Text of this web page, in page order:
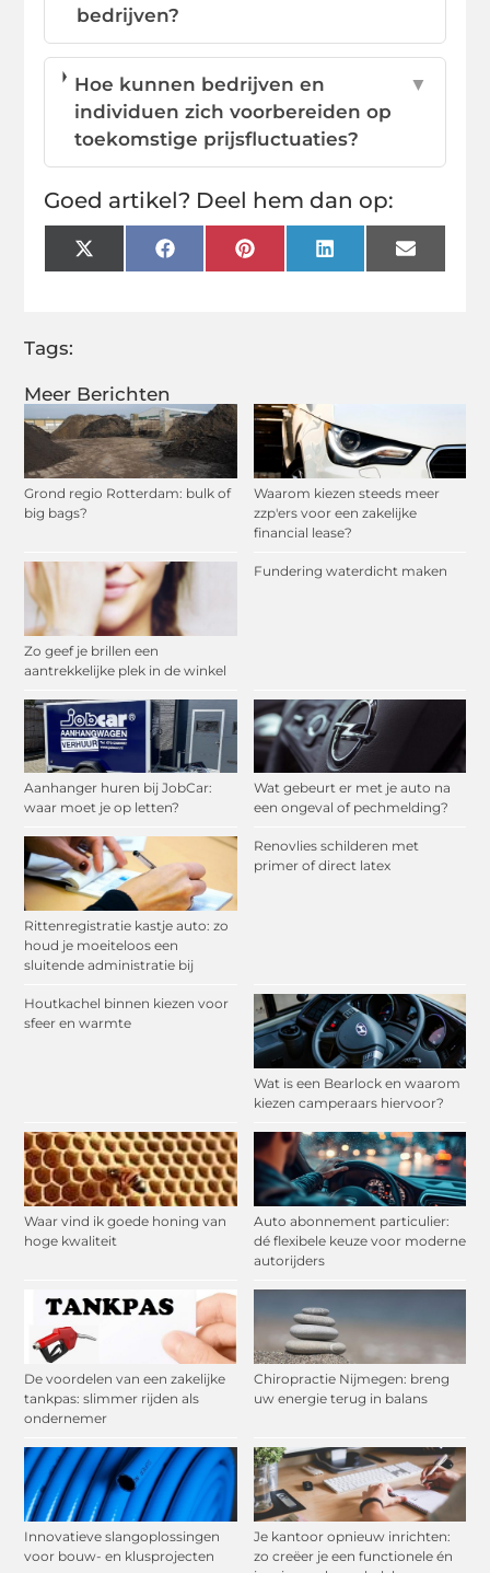
Meer Berichten
Grond regio Rotterdam: bulk of
big bags?
Waarom kiezen steeds meer
zzp'ers voor een zakelijke
financial lease?
Zo geef je brillen een
aantrekkelijke plek in de winkel
Fundering waterdicht maken
Aanhanger huren bij JobCar:
waar moet je op letten?
Wat gebeurt er met je auto na
een ongeval of pechmelding?
Rittenregistratie kastje auto: zo
houd je moeiteloos een
sluitende administratie bij
Renovlies schilderen met
primer of direct latex
Houtkachel binnen kiezen voor
sfeer en warmte
Wat is een Bearlock en waarom
kiezen camperaars hiervoor?
Waar vind ik goede honing van
hoge kwaliteit
Auto abonnement particulier:
dé flexibele keuze voor moderne
autorijders
De voordelen van een zakelijke
tankpas: slimmer rijden als
ondernemer
Chiropractie Nijmegen: breng
uw energie terug in balans
Innovatieve slangoplossingen
voor bouw- en klusprojecten
Je kantoor opnieuw inrichten:
zo creëer je een functionele én
bedrijven?
Hoe kunnen bedrijven en
individuen zich voorbereiden op
toekomstige prijsfluctuaties?
▼
Goed artikel? Deel hem dan op:
X
(Twitter)
FacebookPinterestLinkedInEmail
Tags: